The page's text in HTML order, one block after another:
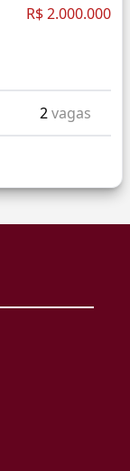
R$ 2.000.000
2vagas